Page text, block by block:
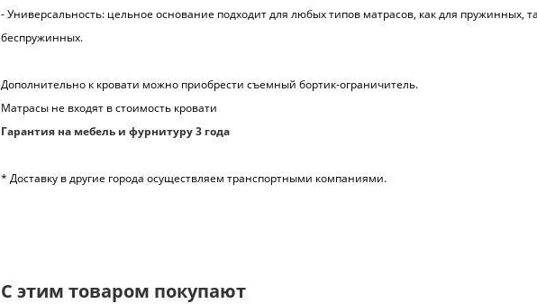
- Универсальность: цельное основание подходит для любых типов матрасов, как для пружинных,
беспружинных.
Дополнительно к кровати можно приобрести съемный бортик-ограничитель.
Матрасы не входят в стоимость кровати
Гарантия на мебель и фурнитуру 3 года
* Доставку в другие города осуществляем транспортными компаниями.
С этим товаром покупают